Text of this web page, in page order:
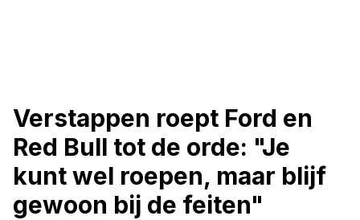
Verstappen roept Ford en
Red Bull tot de orde: "Je
kunt wel roepen, maar blijf
gewoon bij de feiten"